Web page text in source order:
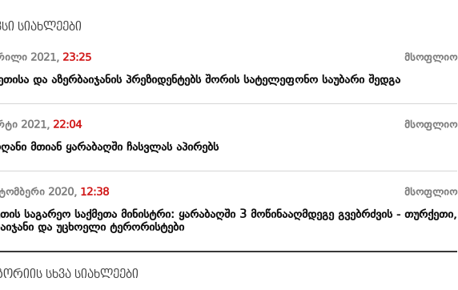
სიახლეები
2021, 23:25 მსოფლიო
და აზერბაიჯანის პრეზიდენტებს შორის სატელეფონო საუბარი შედგა
2021, 22:04 მსოფლიო
მთიან ყარაბაღში ჩასვლას აპირებს
2020, 12:38 მსოფლიო
საგარეო საქმეთა მინისტრი: ყარაბაღში 3 მოწინააღმდეგე გვებრძვის - თურქეთი,
და უცხოელი ტერორისტები
სხვა სიახლეები